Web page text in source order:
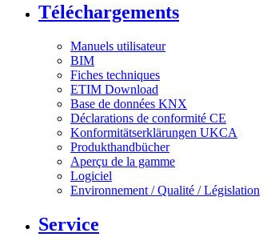
Téléchargements
Manuels utilisateur
BIM
Fiches techniques
ETIM Download
Base de données KNX
Déclarations de conformité CE
Konformitätserklärungen UKCA
Produkthandbücher
Aperçu de la gamme
Logiciel
Environnement / Qualité / Législation
Service